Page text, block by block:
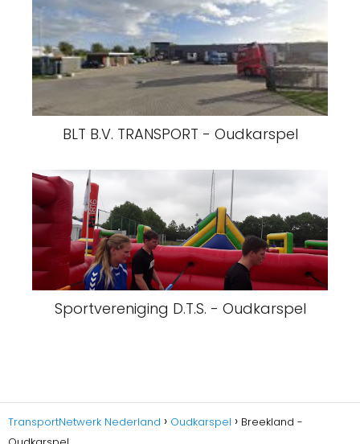
BLT B.V. TRANSPORT - Oudkarspel
Sportvereniging D.T.S. - Oudkarspel
TransportNetwerk Nederland Oudkarspel
Breekland -